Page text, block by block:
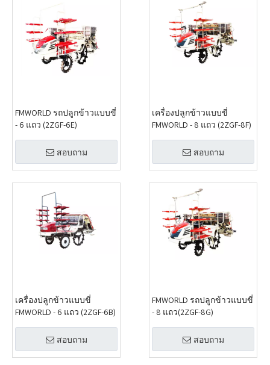
FMWORLD รถปลูกข้าวแบบขี่
- 6 แถว (2ZGF-6E)
สอบถาม
เครื่องปลูกข้าวแบบขี่
FMWORLD - 8 แถว (2ZGF-8F)
สอบถาม
เครื่องปลูกข้าวแบบขี่
FMWORLD - 6 แถว (2ZGF-6B)
สอบถาม
FMWORLD รถปลูกข้าวแบบขี่
- 8 แถว(2ZGF-8G)
สอบถาม